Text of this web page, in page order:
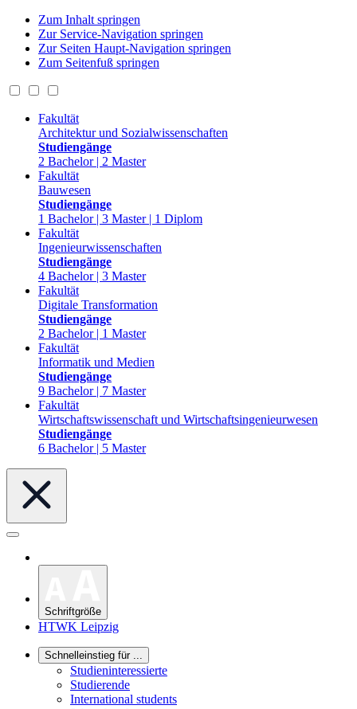
Zum Inhalt springen
Zur Service-Navigation springen
Zur Seiten Haupt-Navigation springen
Zum Seitenfuß springen
Fakultät
Architektur und Sozialwissenschaften
Studiengänge
2 Bachelor | 2 Master
Fakultät
Bauwesen
Studiengänge
1 Bachelor | 3 Master | 1 Diplom
Fakultät
Ingenieurwissenschaften
Studiengänge
4 Bachelor | 3 Master
Fakultät
Digitale Transformation
Studiengänge
2 Bachelor | 1 Master
Fakultät
Informatik und Medien
Studiengänge
9 Bachelor | 7 Master
Fakultät
Wirtschaftswissenschaft und Wirtschaftsingenieurwesen
Studiengänge
6 Bachelor | 5 Master
Schriftgröße
HTWK Leipzig
Schnelleinstieg für ...
Studieninteressierte
Studierende
International students